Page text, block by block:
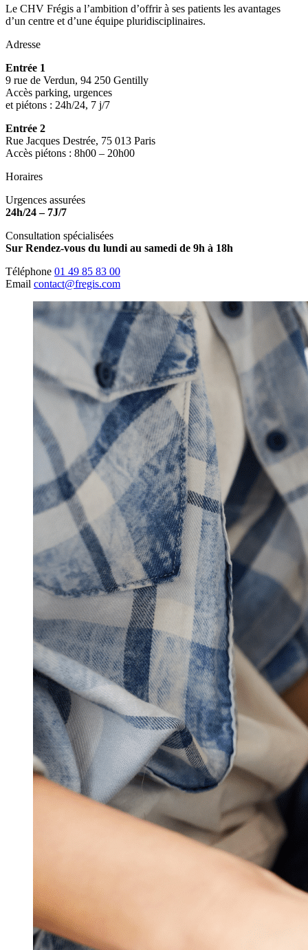
Le CHV Frégis a l’ambition d’offrir à ses patients les avantages
d’un centre et d’une équipe pluridisciplinaires.
Adresse
Entrée 1
9 rue de Verdun, 94 250 Gentilly
Accès parking, urgences
et piétons : 24h/24, 7 j/7
Entrée 2
Rue Jacques Destrée, 75 013 Paris
Accès piétons : 8h00 – 20h00
Horaires
Urgences assurées
24h/24 – 7J/7
Consultation spécialisées
Sur Rendez-vous du lundi au samedi de 9h à 18h
Téléphone 01 49 85 83 00
Email contact@fregis.com